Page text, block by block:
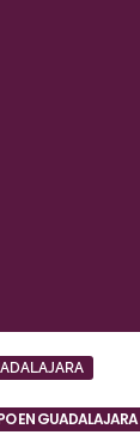
EN GUADALAJARA